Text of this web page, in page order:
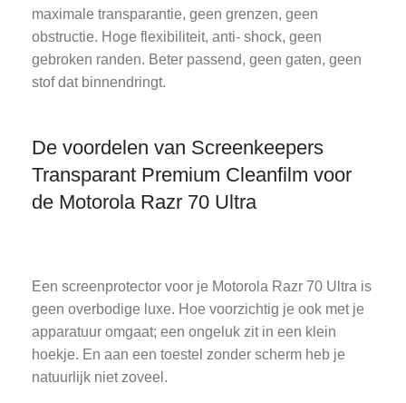
maximale transparantie, geen grenzen, geen
obstructie. Hoge flexibiliteit, anti- shock, geen
gebroken randen. Beter passend, geen gaten, geen
stof dat binnendringt.
De voordelen van Screenkeepers
Transparant Premium Cleanfilm voor
de Motorola Razr 70 Ultra
Een screenprotector voor je Motorola Razr 70 Ultra is
geen overbodige luxe. Hoe voorzichtig je ook met je
apparatuur omgaat; een ongeluk zit in een klein
hoekje. En aan een toestel zonder scherm heb je
natuurlijk niet zoveel.